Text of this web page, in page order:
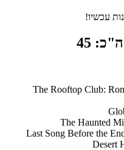
עכשיו!
45. The Rooftop Club: